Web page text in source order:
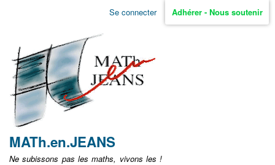
Aller
non
identifié
Se connecter Adhérer - Nous soutenir
MATh.en.JEANS
Ne subissons pas les maths, vivons les !